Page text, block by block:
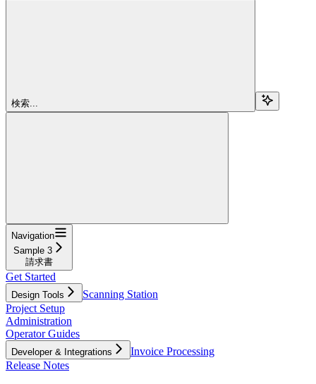
検索...
Navigation
Sample 3
請求書
Get Started
Design Tools
Scanning Station
Project Setup
Administration
Operator Guides
Developer & Integrations
Invoice Processing
Release Notes